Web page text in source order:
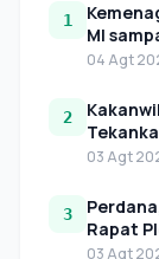
1
MI
04 Agt
2
03 Agt
3
Rapat
LAZNAS
03 Agt